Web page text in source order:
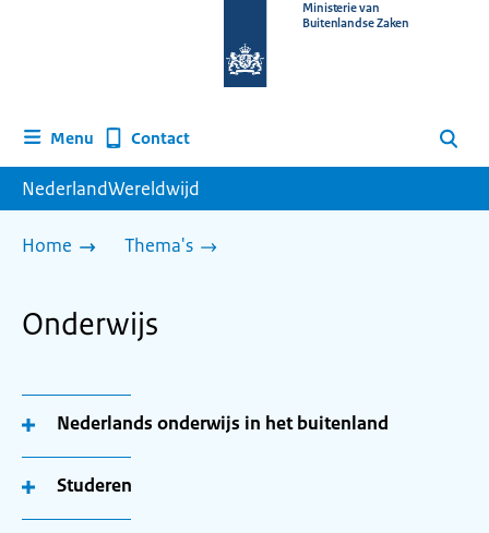
homepage
Ministerie van
Buitenlandse Zaken
Menu Contact Zoeken
NederlandWereldwijd
Home Thema's
Onderwijs
Nederlands onderwijs in het buitenland
Studeren